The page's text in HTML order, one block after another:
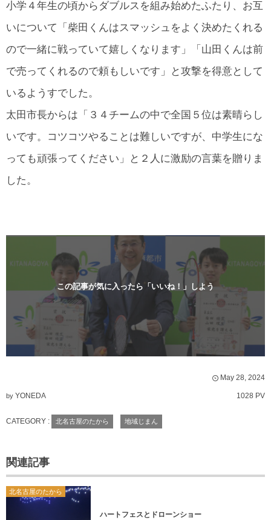
小学４年生の頃からダブルスを組み始めたふたり、お互
いについて「柴田くんはスマッシュをよく決めたくれる
ので一緒に戦っていて嬉しくなります」「山田くんは前
で売ってくれるので頼もしいです」と攻撃を得意として
いるようすでした。
太田市長からは「３４チームの中で全国５位は素晴らし
いです。コツコツやることは難しいですが、中学生にな
っても頑張ってください」と２人に激励の言葉を贈りま
した。
この記事が気に入ったら「いいね！」しよう
May 28, 2024
by YONEDA 1028 PV
CATEGORY : 北名古屋のたから 地域じまん
関連記事
北名古屋のたから
ハートフェスとドローンショー